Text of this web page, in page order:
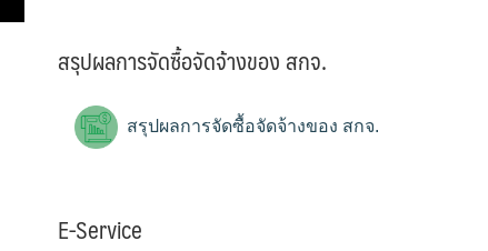
สรุปผลการจัดซื้อจัดจ้างของ สกจ.
สรุปผลการจัดซื้อจัดจ้างของ สกจ.
E-Service